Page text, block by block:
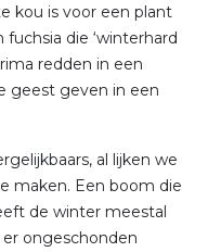
kou is voor een plant
die ‘winterhard
redden in een
geest geven in een
al lijken we
maken. Een boom die
de winter meestal
ongeschonden